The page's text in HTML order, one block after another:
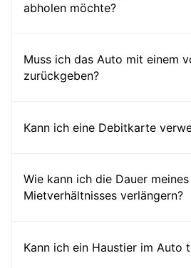
abholen möchte?
Muss ich das Auto mit einem
zurückgeben?
Kann ich eine Debitkarte
Wie kann ich die Dauer meines
Mietverhältnisses verlängern?
Kann ich ein Haustier im Auto